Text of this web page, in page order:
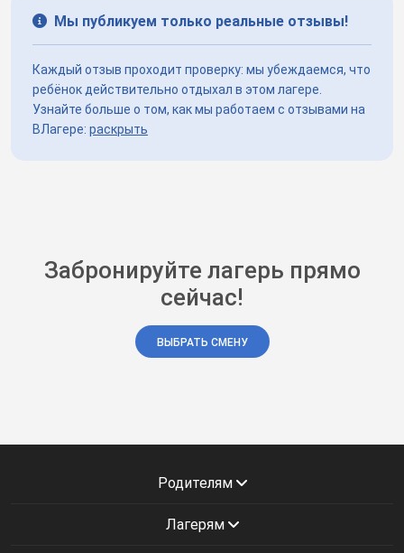
Мы публикуем только реальные отзывы!
Каждый отзыв проходит проверку: мы убеждаемся, что
ребёнок действительно отдыхал в этом лагере.
Узнайте больше о том, как мы работаем с отзывами на
ВЛагере: раскрыть
Забронируйте лагерь прямо
сейчас!
ВЫБРАТЬ СМЕНУ
Родителям
Лагерям